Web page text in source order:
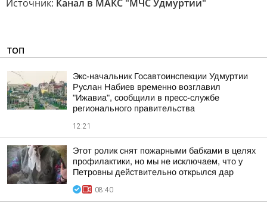
Источник: Канал в МАКС "МЧС Удмуртии"
ТОП
Экс-начальник Госавтоинспекции Удмуртии
Руслан Набиев временно возглавил
"Ижавиа", сообщили в пресс-службе
регионального правительства
12:21
Этот ролик снят пожарными бабками в целях
профилактики, но мы не исключаем, что у
Петровны действительно открылся дар
08:40